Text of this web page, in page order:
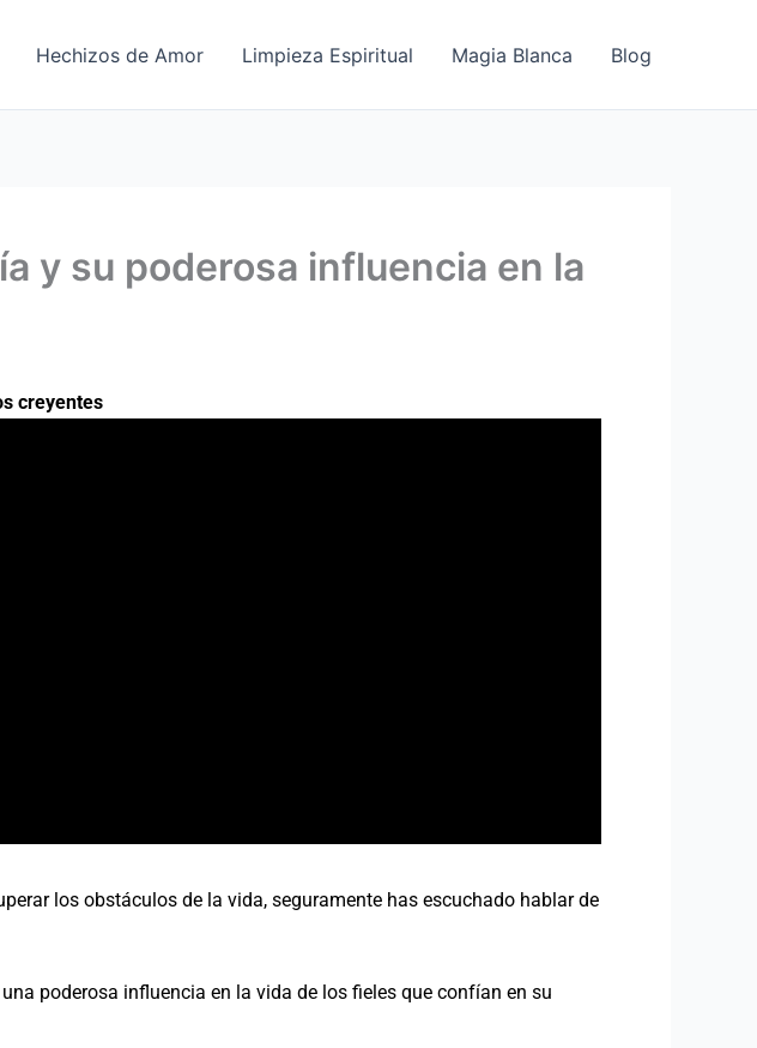
Hechizos de Amor Limpieza Espiritual Magia Blanca Blog
y su poderosa influencia en la
creyentes
los obstáculos de la vida, seguramente has escuchado hablar de
poderosa influencia en la vida de los fieles que confían en su